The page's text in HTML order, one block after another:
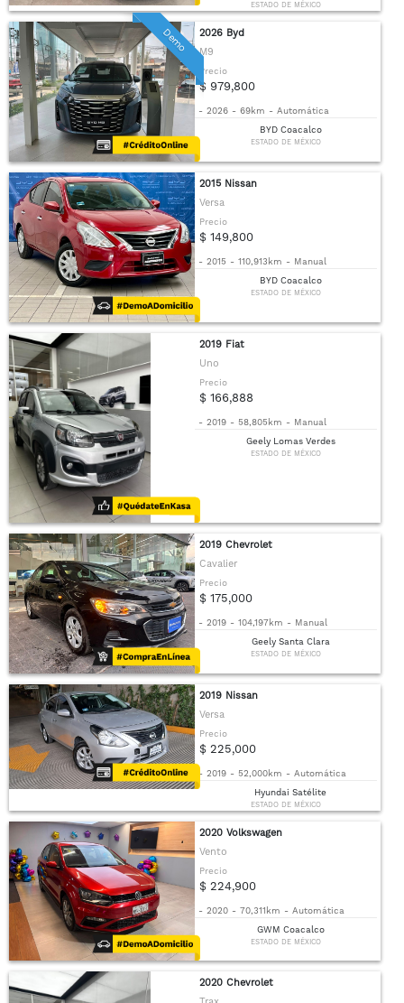
ESTADO DE MÉXICO
Demo
2026 Byd
M9
Precio
$ 979,800
- 2026 - 69km - Automática
BYD Coacalco
ESTADO DE MÉXICO
2015 Nissan
Versa
Precio
$ 149,800
- 2015 - 110,913km - Manual
BYD Coacalco
ESTADO DE MÉXICO
2019 Fiat
Uno
Precio
$ 166,888
- 2019 - 58,805km - Manual
Geely Lomas Verdes
ESTADO DE MÉXICO
2019 Chevrolet
Cavalier
Precio
$ 175,000
- 2019 - 104,197km - Manual
Geely Santa Clara
ESTADO DE MÉXICO
2019 Nissan
Versa
Precio
$ 225,000
- 2019 - 52,000km - Automática
Hyundai Satélite
ESTADO DE MÉXICO
2020 Volkswagen
Vento
Precio
$ 224,900
- 2020 - 70,311km - Automática
GWM Coacalco
ESTADO DE MÉXICO
2020 Chevrolet